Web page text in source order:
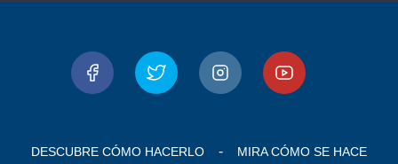
DESCUBRE CÓMO HACERLO MIRA CÓMO SE HACE